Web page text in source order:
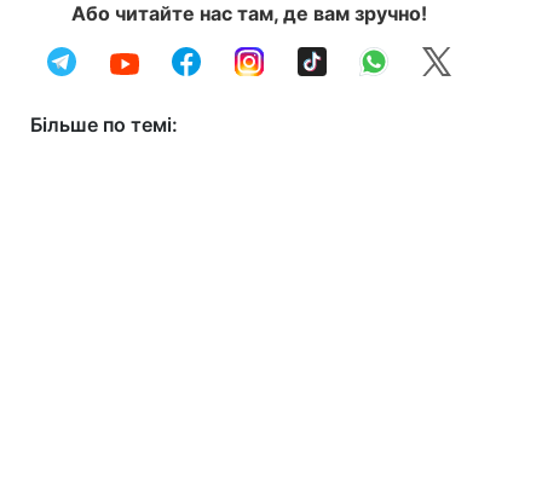
Або читайте нас там, де вам зручно!
Більше по темі: